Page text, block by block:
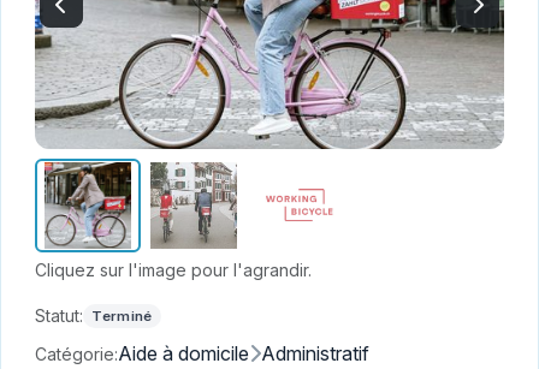
Cliquez sur l'image pour l'agrandir.
Statut: Terminé
Catégorie:Aide à domicile Administratif